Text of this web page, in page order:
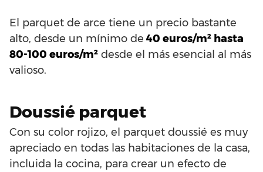
El parquet de arce tiene un precio bastante
alto, desde un mínimo de 40 euros/m² hasta
80-100 euros/m² desde el más esencial al más
valioso.
Doussié parquet
Con su color rojizo, el parquet doussié es muy
apreciado en todas las habitaciones de la casa,
incluida la cocina, para crear un efecto de